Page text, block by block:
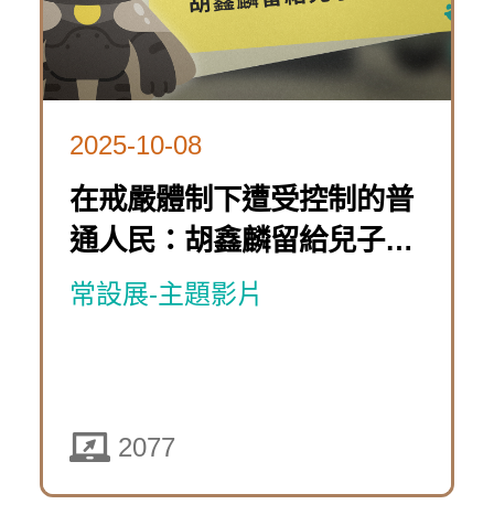
影
片〉
在
戒
嚴
體
制
下
控
制
的
主
影
片
「萬
時
歷
團：
前
進
特
展
線
遊
戲
2025-
10-
08
「萬
團：
瘋
遊
戲
4230
2025-10-08
在戒嚴體制下遭受控制的普
通人民：胡鑫麟留給兒子的
星象盤
常設展-主題影片
2077